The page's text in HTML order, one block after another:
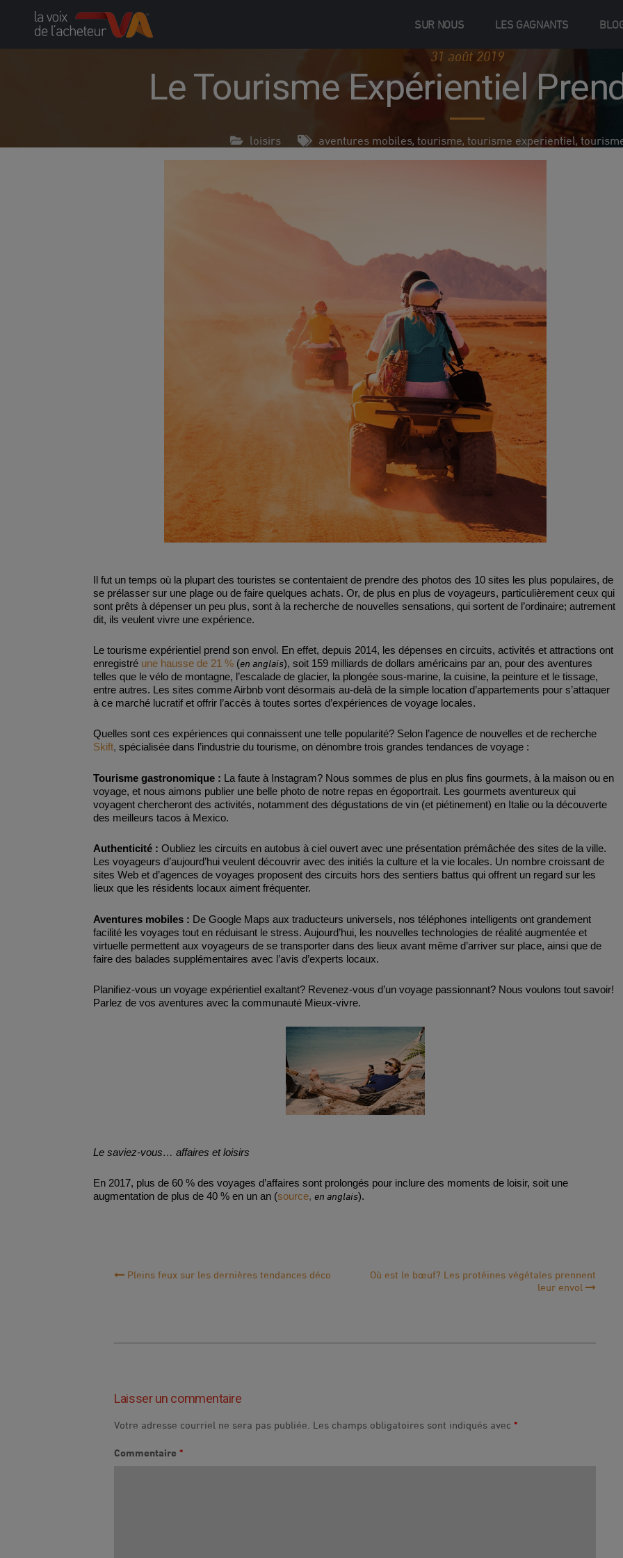
SUR NOUS LES GAGNANTS
31 août 2019
Le Tourisme Expérientiel
loisirs aventures mobiles, tourisme, tourisme experientiel,
Il fut un temps où la plupart des touristes se contentaient de prendre des photos des 10 sites les plus populaires, de
se prélasser sur une plage ou de faire quelques achats. Or, de plus en plus de voyageurs, particulièrement ceux qui
sont prêts à dépenser un peu plus, sont à la recherche de nouvelles sensations, qui sortent de l’ordinaire; autrement
dit, ils veulent vivre une expérience.
Le tourisme expérientiel prend son envol. En effet, depuis 2014, les dépenses en circuits, activités et attractions ont
enregistré une hausse de 21 % (en anglais), soit 159 milliards de dollars américains par an, pour des aventures
telles que le vélo de montagne, l’escalade de glacier, la plongée sous-marine, la cuisine, la peinture et le tissage,
entre autres. Les sites comme Airbnb vont désormais au-delà de la simple location d’appartements pour s’attaquer
à ce marché lucratif et offrir l’accès à toutes sortes d’expériences de voyage locales.
Quelles sont ces expériences qui connaissent une telle popularité? Selon l’agence de nouvelles et de recherche
Skift, spécialisée dans l’industrie du tourisme, on dénombre trois grandes tendances de voyage :
Tourisme gastronomique : La faute à Instagram? Nous sommes de plus en plus fins gourmets, à la maison ou en
voyage, et nous aimons publier une belle photo de notre repas en égoportrait. Les gourmets aventureux qui
voyagent chercheront des activités, notamment des dégustations de vin (et piétinement) en Italie ou la découverte
des meilleurs tacos à Mexico.
Authenticité : Oubliez les circuits en autobus à ciel ouvert avec une présentation prémâchée des sites de la ville.
Les voyageurs d’aujourd’hui veulent découvrir avec des initiés la culture et la vie locales. Un nombre croissant de
sites Web et d’agences de voyages proposent des circuits hors des sentiers battus qui offrent un regard sur les
lieux que les résidents locaux aiment fréquenter.
Aventures mobiles : De Google Maps aux traducteurs universels, nos téléphones intelligents ont grandement
facilité les voyages tout en réduisant le stress. Aujourd’hui, les nouvelles technologies de réalité augmentée et
virtuelle permettent aux voyageurs de se transporter dans des lieux avant même d’arriver sur place, ainsi que de
faire des balades supplémentaires avec l’avis d’experts locaux.
Planifiez-vous un voyage expérientiel exaltant? Revenez-vous d’un voyage passionnant? Nous voulons tout savoir!
Parlez de vos aventures avec la communauté Mieux-vivre.
Le saviez-vous… affaires et loisirs
En 2017, plus de 60 % des voyages d’affaires sont prolongés pour inclure des moments de loisir, soit une
augmentation de plus de 40 % en un an (source,en anglais).
Navigation
Pleins feux sur les dernières tendances déco
Où est le bœuf? Les protéines végétales prennent
leur envol
Laisser un commentaire
Votre adresse courriel ne sera pas publiée. Les champs obligatoires sont indiqués avec*
Commentaire*